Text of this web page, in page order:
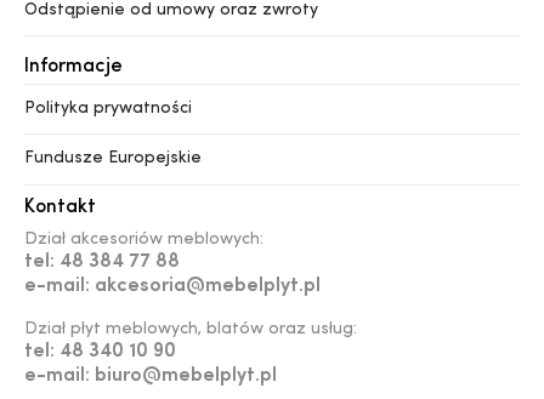
Odstąpienie od umowy oraz zwroty
Informacje
Polityka prywatności
Fundusze Europejskie
Kontakt
Dział akcesoriów meblowych:
tel: 48 384 77 88
e-mail: akcesoria@mebelplyt.pl
Dział płyt meblowych, blatów oraz usług:
tel: 48 340 10 90
e-mail: biuro@mebelplyt.pl